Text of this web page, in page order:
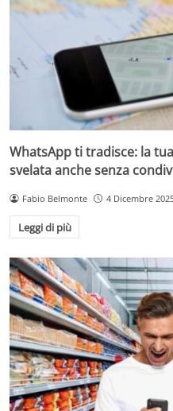
WhatsApp ti tradisce: la
svelata anche senza
Fabio Belmonte 4 Dicembre
Leggi di più